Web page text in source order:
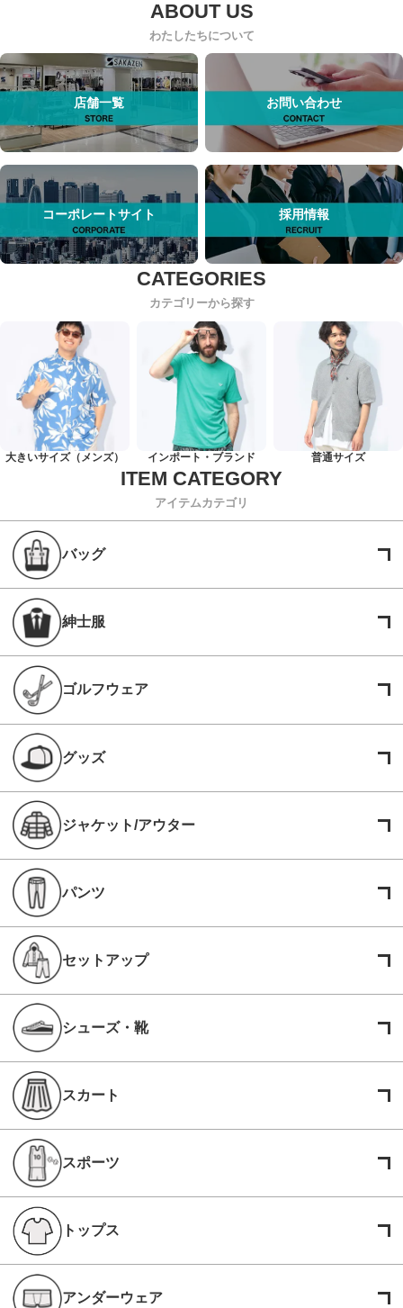
わたしたちについて
店舗一覧 お問い合わせ
コーポレートサイト 採用情報
カテゴリーから探す
大きいサイズ（メンズ） インポート・ブランド 普通サイズ
アイテムカテゴリ
バッグ
紳士服
ゴルフウェア
グッズ
ジャケット/アウター
パンツ
セットアップ
シューズ・靴
スカート
スポーツ
トップス
アンダーウェア